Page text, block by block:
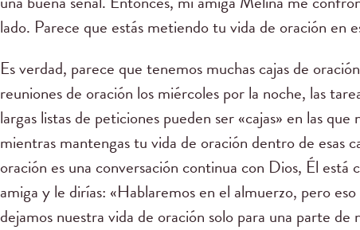
lado. Parece que estás metiendo tu vida de oración en
Es verdad, parece que tenemos muchas cajas de
reuniones de oración los miércoles por la noche, las
largas listas de peticiones pueden ser «cajas» en las
mientras mantengas tu vida de oración dentro de esas
oración es una conversación continua con Dios, Él
amiga y le dirías: «Hablaremos en el almuerzo, pero
dejamos nuestra vida de oración solo para una parte de